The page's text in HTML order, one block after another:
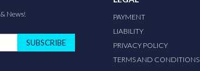
News!
SUBSCRIBE
PAYMENT
LIABILITY
PRIVACY POLICY
TERMS AND CONDITIONS